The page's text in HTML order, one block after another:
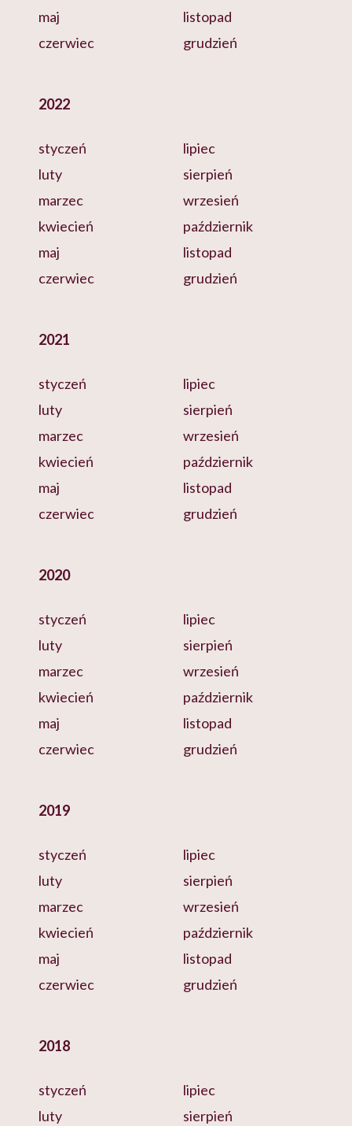
maj
czerwiec
listopad
grudzień
2022
styczeń
luty
marzec
kwiecień
maj
czerwiec
lipiec
sierpień
wrzesień
październik
listopad
grudzień
2021
styczeń
luty
marzec
kwiecień
maj
czerwiec
lipiec
sierpień
wrzesień
październik
listopad
grudzień
2020
styczeń
luty
marzec
kwiecień
maj
czerwiec
lipiec
sierpień
wrzesień
październik
listopad
grudzień
2019
styczeń
luty
marzec
kwiecień
maj
czerwiec
lipiec
sierpień
wrzesień
październik
listopad
grudzień
2018
styczeń
luty
lipiec
sierpień